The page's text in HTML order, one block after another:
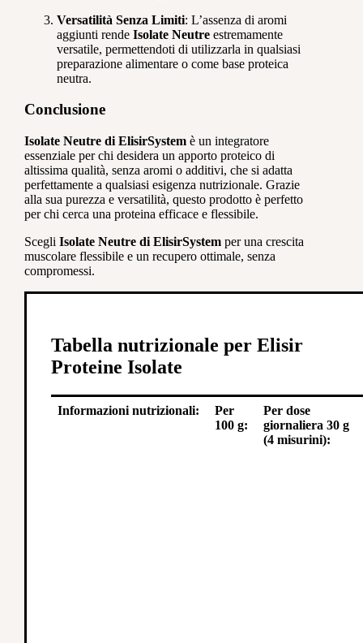
Versatilità Senza Limiti: L’assenza di aromi
aggiunti rende Isolate Neutre estremamente
versatile, permettendoti di utilizzarla in qualsiasi
preparazione alimentare o come base proteica
neutra.
Conclusione
Isolate Neutre di ElisirSystem è un integratore
essenziale per chi desidera un apporto proteico di
altissima qualità, senza aromi o additivi, che si adatta
perfettamente a qualsiasi esigenza nutrizionale. Grazie
alla sua purezza e versatilità, questo prodotto è perfetto
per chi cerca una proteina efficace e flessibile.
Scegli Isolate Neutre di ElisirSystem per una crescita
muscolare flessibile e un recupero ottimale, senza
compromessi.
Tabella nutrizionale per Elisir
Proteine Isolate
Informazioni nutrizionali:
Per
100 g:
Per dose
giornaliera 30 g
(4 misurini):